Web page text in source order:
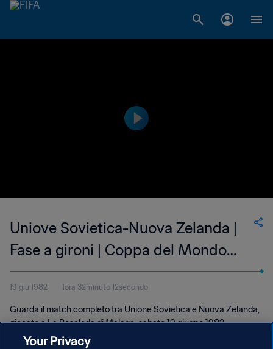
Uniove Sovietica-Nuova Zelanda |
Fase a gironi | Coppa del Mondo
FIFA Spagna 1982 | Match completo
19 giu 1982 1ora 32minuto 12secondo
Guarda il match completo tra Unione Sovietica e Nuova Zelanda,
giocato a La Rosaleda di Malaga, sabato 19 giugno 1982.
Your Privacy